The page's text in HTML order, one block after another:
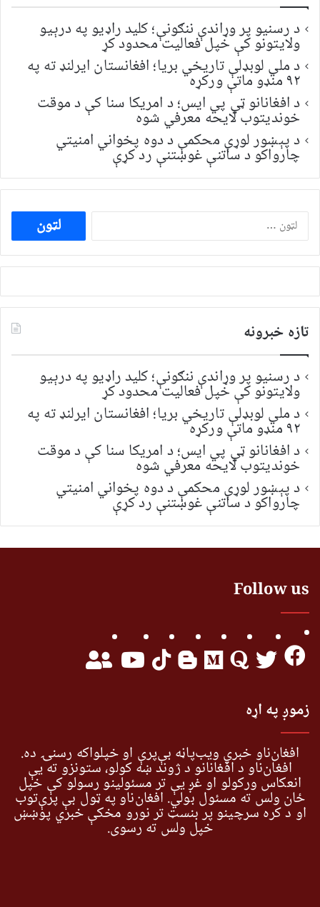
د رسنیو پر وړاندې ننګونې؛ کلید راډیو په درېیو
ولایتونو کې خپل فعالیت محدود کړ
د ملي لوبډلې تاریخي بریا؛ افغانستان ایرلنډ ته په
۹۲ منډو ماتې ورکړه
د افغانانو ټي پي ایس؛ د امریکا سنا کې د موقت
خونديتوب لایحه معرفي شوه
د پېښور لوړې محکمې د دوه پخواني امنیتي
چارواکو د ساتنې غوښتنې رد کړې
ددی
لپاره
لټون:
تازه خبرونه
د رسنیو پر وړاندې ننګونې؛ کلید راډیو په درېیو
ولایتونو کې خپل فعالیت محدود کړ
د ملي لوبډلې تاریخي بریا؛ افغانستان ایرلنډ ته په
۹۲ منډو ماتې ورکړه
د افغانانو ټي پي ایس؛ د امریکا سنا کې د موقت
خونديتوب لایحه معرفي شوه
د پېښور لوړې محکمې د دوه پخواني امنیتي
چارواکو د ساتنې غوښتنې رد کړې
Follow us
زموږ په اړه
افغان‌ناو خبري ویب‌پاڼه بې‌پرې او خپلواکه رسنۍ ده.
افغان‌ناو د افغانانو د ژوند ښه کولو، ستونزو ته یې
انعکاس ورکولو او غږ یې تر مسئولینو رسولو کې خپل
ځان ولس ته مسئول بولي. افغان‌ناو په ټول بې پرې‌توب
او د کره سرچینو پر بنسټ تر نورو مخکې خبري پوښښ
خپل ولس ته رسوي.